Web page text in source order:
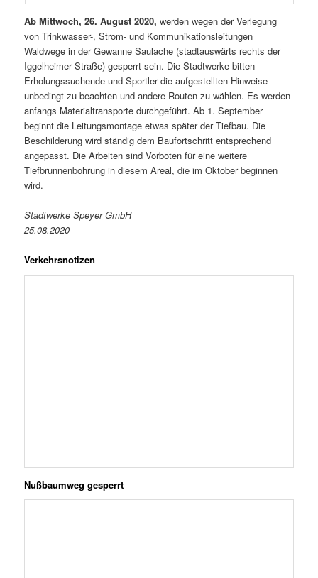
Ab Mittwoch, 26. August 2020, werden wegen der Verlegung
von Trinkwasser-, Strom- und Kommunikationsleitungen
Waldwege in der Gewanne Saulache (stadtauswärts rechts der
Iggelheimer Straße) gesperrt sein. Die Stadtwerke bitten
Erholungssuchende und Sportler die aufgestellten Hinweise
unbedingt zu beachten und andere Routen zu wählen. Es werden
anfangs Materialtransporte durchgeführt. Ab 1. September
beginnt die Leitungsmontage etwas später der Tiefbau. Die
Beschilderung wird ständig dem Baufortschritt entsprechend
angepasst. Die Arbeiten sind Vorboten für eine weitere
Tiefbrunnenbohrung in diesem Areal, die im Oktober beginnen
wird.
Stadtwerke Speyer GmbH
25.08.2020
Verkehrsnotizen
Nußbaumweg gesperrt